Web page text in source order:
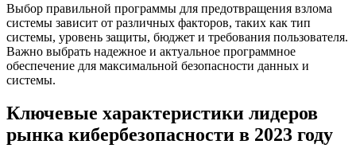
Выбор правильной программы для предотвращения взлома
системы зависит от различных факторов, таких как тип
системы, уровень защиты, бюджет и требования пользователя.
Важно выбрать надежное и актуальное программное
обеспечение для максимальной безопасности данных и
системы.
Ключевые характеристики лидеров
рынка кибербезопасности в 2023 году